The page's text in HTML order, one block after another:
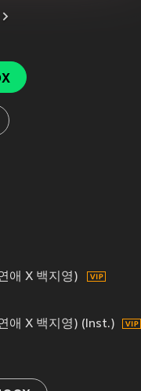
애 X 백지영)
애 X 백지영) (Inst.)